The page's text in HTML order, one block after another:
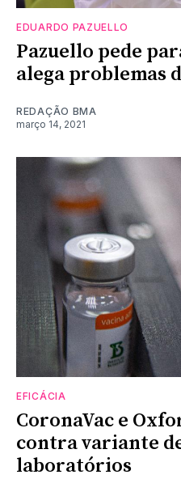
EDUARDO PAZUELLO
Pazuello pede
alega problemas
REDAÇÃO BMA
março 14, 2021
EFICÁCIA
CoronaVac e
contra variante
laboratórios